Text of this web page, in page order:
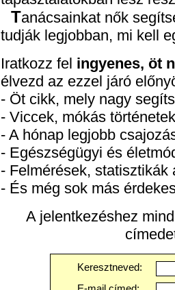
Tanácsainkat nők segítségével állítottuk össze, hiszen ők
tudják legjobban, mi kell
Iratkozz fel ingyenes, öt
élvezd az ezzel járó
- Öt cikk, mely nagy
- Viccek, mókás
- A hónap legjobb
- Egészségügyi és
- Felmérések,
- És még sok más
A jelentkezéshez
Keresztneved: